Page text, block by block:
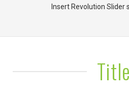
Insert Revolution Slider
Title